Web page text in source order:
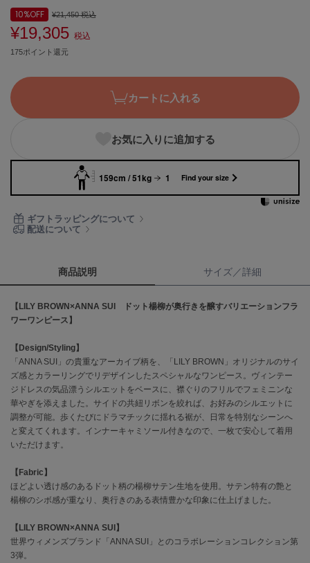
バレリット
BANDOLIER
バンドリヤー
Barbour
バブアー
カルバン・クライン
CELFORD
セルフォード
Clarks Premium
クラークス
CODE A
コードエー
COLE HAAN
コール ハーン
CONVERSE
コンバース
DANSKIN
ダンスキン
EIMY ISTOIRE
エイミー イストワール
10%OFF ¥21,450税込
¥19,305 税込
175ポイント還元
カートに入れる
お気に入りに追加する
159cm / 51kg 1 Find your size
ギフトラッピングについて
配送について
商品説明 サイズ／詳細
【LILY BROWN×ANNA SUI ドット楊柳が奥行きを醸すバリエーションフラ
ワーワンピース】
【Design/Styling】
「ANNA SUI」の貴重なアーカイブ柄を、「LILY BROWN」オリジナルのサイ
ズ感とカラーリングでリデザインしたスペシャルなワンピース。ヴィンテー
ジドレスの気品漂うシルエットをベースに、襟ぐりのフリルでフェミニンな
華やぎを添えました。サイドの共紐リボンを絞れば、お好みのシルエットに
調整が可能。歩くたびにドラマチックに揺れる裾が、日常を特別なシーンへ
と変えてくれます。インナーキャミソール付きなので、一枚で安心して着用
いただけます。
【Fabric】
ほどよい透け感のあるドット柄の楊柳サテン生地を使用。サテン特有の艶と
楊柳のシボ感が重なり、奥行きのある表情豊かな印象に仕上げました。
【LILY BROWN×ANNA SUI】
世界ウィメンズブランド「ANNA SUI」とのコラボレーションコレクション第
3弾。